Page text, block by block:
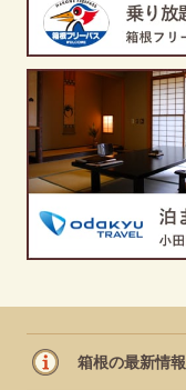
箱根の最新情報